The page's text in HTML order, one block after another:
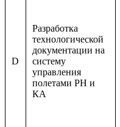
D
Разработка
технологической
документации на
систему
управления
полетами РН и
КА